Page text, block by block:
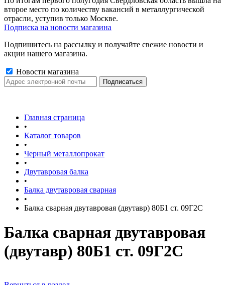
второе место по количеству вакансий в металлургической
отрасли, уступив только Москве.
Подписка на новости магазина
Подпишитесь на рассылку и получайте свежие новости и
акции нашего магазина.
Новости магазина
Главная страница
•
Каталог товаров
•
Черный металлопрокат
•
Двутавровая балка
•
Балка двутавровая сварная
•
Балка сварная двутавровая (двутавр) 80Б1 ст. 09Г2С
Балка сварная двутавровая
(двутавр) 80Б1 ст. 09Г2С